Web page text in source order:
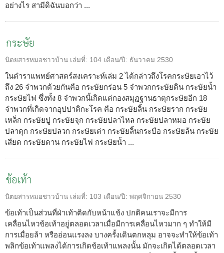
อย่างไร สามีดิฉันบอกว่า ...
กระษัย
นิตยสารหมอชาวบ้าน เล่มที่: 104 เดือน/ปี: ธันวาคม 2530
ในตำราแพทย์ศาสตร์สงเคราะห์เล่ม 2 ได้กล่าวถึงโรคกระษัยเอาไว้
ถึง 26 จำพวกด้วยกันคือ กระษัยกร่อน 5 จำพวกกระษัยดิน กระษัยน้ำ
กระษัยไฟ ซึ่งทั้ง 8 จำพวกนี้เกิดแต่กองสมุฏฐานธาตุกระษัยอีก 18
จำพวกที่เกิดจากอุปปาติกะโรค คือ กระษัยลิ้น กระษัยราก กระษัย
เหล็ก กระษัยปู กระษัยจุก กระษัยปลาไหล กระษัยปลาหมอ กระษัย
ปลาดุก กระษัยปลวก กระษัยเต่า กระษัยลิ้นกระบือ กระษัยล้น กระษัย
เสียด กระษัยดาน กระษัยไฟ กระษัยน้ำ ...
ข้อเท้า
นิตยสารหมอชาวบ้าน เล่มที่: 103 เดือน/ปี: พฤศจิกายน 2530
ข้อเท้าเป็นส่วนที่ฝ่าเท้าติดกับหน้าแข้ง ปกติคนเราจะมีการ
เคลื่อนไหวข้อเท้าอยู่ตลอดเวลาเมื่อมีการเคลื่อนไหวมาก ๆ ทำให้มี
การเมื่อยล้า หรืออ่อนแรงลง บางครั้งเดินตกหลุม อาจจะทำให้ข้อเท้า
พลิกข้อเท้าแพลงได้การเกิดข้อเท้าแพลงนั้น มักจะเกิดได้ตลอดเวลา